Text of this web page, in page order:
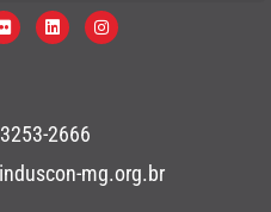
2666
mg.org.br